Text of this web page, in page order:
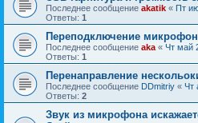
Последнее сообщение akatik « Пт
Ответы: 1
Переподключение
Последнее сообщение aka « Чт май
Ответы: 1
Перенаправление
Последнее сообщение DDmitriy « Чт
Ответы: 2
Звук из микрофона